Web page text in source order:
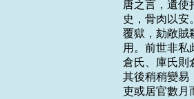
唐之言，遺使
史，骨肉以安
覆獄，劾敞賊
用。前世非私
倉氏、庫氏則
其後稍稍變易
吏或居官數月